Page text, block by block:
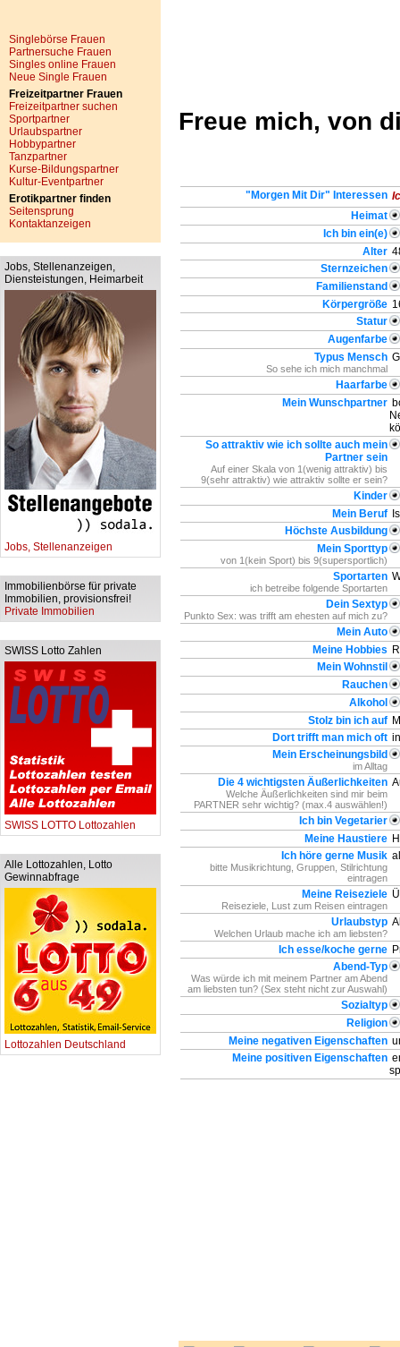
Singlebörse Frauen
Partnersuche Frauen
Singles online Frauen
Neue Single Frauen
Freizeitpartner Frauen
Freizeitpartner suchen
Sportpartner
Urlaubspartner
Hobbypartner
Tanzpartner
Kurse-Bildungspartner
Kultur-Eventpartner
Erotikpartner finden
Seitensprung
Kontaktanzeigen
Jobs, Stellenanzeigen,
Diensteistungen, Heimarbeit
Jobs, Stellenanzeigen
Immobilienbörse für private
Immobilien, provisionsfrei!
Private Immobilien
SWISS Lotto Zahlen
SWISS LOTTO Lottozahlen
Alle Lottozahlen, Lotto
Gewinnabfrage
Lottozahlen Deutschland
Freue mich, von
"Morgen Mit Dir" Interessen
Heimat
Ich bin ein(e)
Alter
Sternzeichen
Familienstand
Körpergröße
Statur
Augenfarbe
Typus Mensch
So sehe ich mich manchmal
Haarfarbe
Mein Wunschpartner
So attraktiv wie ich sollte auch mein
Partner sein
Auf einer Skala von 1(wenig attraktiv) bis
9(sehr attraktiv) wie attraktiv sollte er sein?
Kinder
Mein Beruf
Höchste Ausbildung
Mein Sporttyp
von 1(kein Sport) bis 9(supersportlich)
Sportarten
ich betreibe folgende Sportarten
Dein Sextyp
Punkto Sex: was trifft am ehesten auf mich zu?
Mein Auto
Meine Hobbies
Mein Wohnstil
Rauchen
Alkohol
Stolz bin ich auf
Dort trifft man mich oft
Mein Erscheinungsbild
im Alltag
Die 4 wichtigsten Äußerlichkeiten
Welche Äußerlichkeiten sind mir beim
PARTNER sehr wichtig? (max.4 auswählen!)
Ich bin Vegetarier
Meine Haustiere
Ich höre gerne Musik
bitte Musikrichtung, Gruppen, Stilrichtung
eintragen
Meine Reiseziele
Reiseziele, Lust zum Reisen eintragen
Urlaubstyp
Welchen Urlaub mache ich am liebsten?
Ich esse/koche gerne
Abend-Typ
Was würde ich mit meinem Partner am Abend
am liebsten tun? (Sex steht nicht zur Auswahl)
Sozialtyp
Religion
Meine negativen Eigenschaften
Meine positiven Eigenschaften